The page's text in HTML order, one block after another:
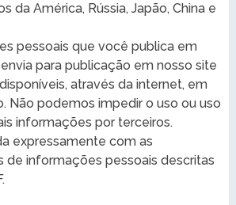
da América, Rússia, Japão, China e
pessoais que você publica em
para publicação em nosso site
através da internet, em
Não podemos impedir o uso ou uso
informações por terceiros.
expressamente com as
de informações pessoais descritas